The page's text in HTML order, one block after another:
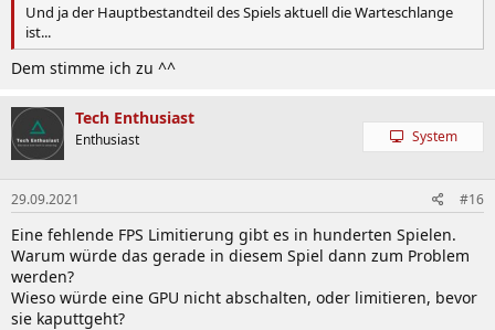
Und ja der Hauptbestandteil des Spiels aktuell die Warteschlange
ist...
Dem stimme ich zu ^^
Tech Enthusiast
Enthusiast System
29.09.2021 #16
Eine fehlende FPS Limitierung gibt es in hunderten Spielen.
Warum würde das gerade in diesem Spiel dann zum Problem
werden?
Wieso würde eine GPU nicht abschalten, oder limitieren, bevor
sie kaputtgeht?